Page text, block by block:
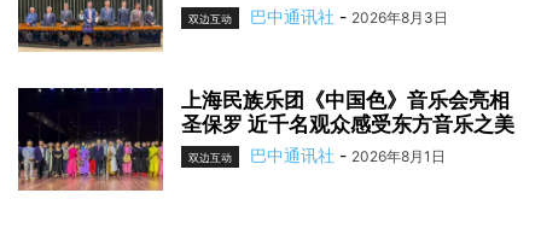
双边互动 巴中通讯社 - 2026年8月3日
上海民族乐团《中国色》音乐会亮相
圣保罗 近千名观众感受东方音乐之美
双边互动 巴中通讯社 - 2026年8月1日